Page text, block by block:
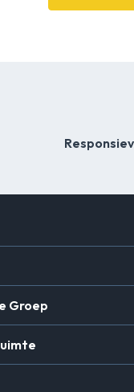
Groep